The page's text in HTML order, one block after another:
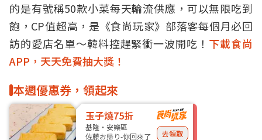
的是有號稱50款小菜每天輪流供應，可以無限吃到
飽 ，CP值超高，是《食尚玩家》部落客每個月必回
訪的愛店名單～韓料控趕緊衝一波開吃！ 下載食尚
APP，天天免費抽大獎！
本週優惠券，領起來
玉子燒75折
基隆・安樂區
佐藤お帰り-你回來了
去領取